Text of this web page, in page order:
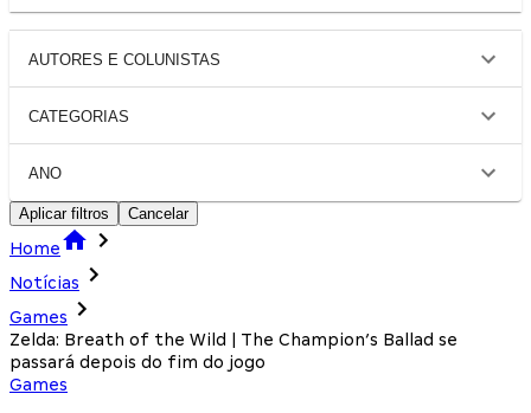
AUTORES E COLUNISTAS
CATEGORIAS
ANO
Aplicar filtros Cancelar
Home
Notícias
Games
Zelda: Breath of the Wild | The Champion’s Ballad se
passará depois do fim do jogo
Games